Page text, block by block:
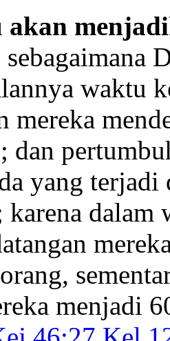
sebagaimana
waktu
mereka
dan
yang
karena dalam
menjadi